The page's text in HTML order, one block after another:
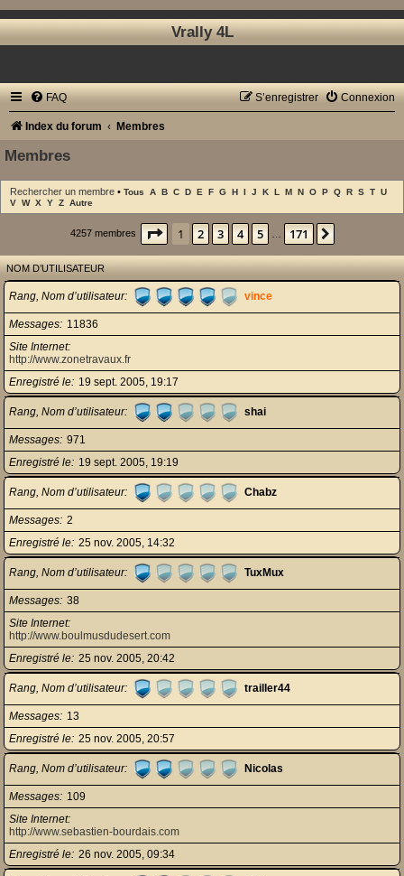
Vrally 4L
FAQ Connexion
S’enregistrer
Index du forum Membres
Membres
Rechercher un membre • Tous A B C D E F G H I J K L M N O P Q R S T U
V W X Y Z Autre
4257 membres Page 1sur171
1 2 3 4 5 171
NOM D’UTILISATEUR
Rang, Nom d’utilisateur vince
Messages
11836
Site Internet
http://www.zonetravaux.fr
Enregistré le
19 sept. 2005, 19:17
Rang, Nom d’utilisateur shai
Messages 971
Enregistré le
19 sept. 2005, 19:19
Rang, Nom d’utilisateur Chabz
Messages 2
Enregistré le 25 nov. 2005, 14:32
Rang, Nom d’utilisateur TuxMux
Messages 38
Site Internet
http://www.boulmusdudesert.com
Enregistré le 25 nov. 2005, 20:42
Rang, Nom d’utilisateur trailler44
Messages
13
Enregistré le 25 nov. 2005, 20:57
Rang, Nom d’utilisateur Nicolas
Messages
109
Site Internet
http://www.sebastien-bourdais.com
Enregistré le 26 nov. 2005, 09:34